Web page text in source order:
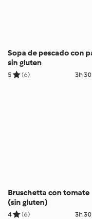
Sopa de pescado con
sin gluten
5 (6) 3h
Bruschetta con tomate
(sin gluten)
4 (6) 3h